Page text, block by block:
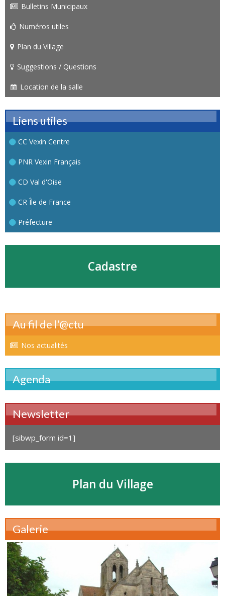
Bulletins Municipaux
Numéros utiles
Plan du Village
Suggestions / Questions
Location de la salle
Liens utiles
CC Vexin Centre
PNR Vexin Français
CD Val d'Oise
CR Île de France
Préfecture
Cadastre
Au fil de l’@ctu
Nos actualités
Agenda
Newsletter
[sibwp_form id=1]
Plan du Village
Galerie